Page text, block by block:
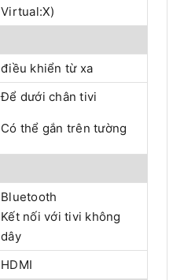
Virtual:X)
điều khiển từ xa
Để dưới chân tivi
Có thể gắn trên tường
Bluetooth
Kết nối với tivi không
dây
HDMI